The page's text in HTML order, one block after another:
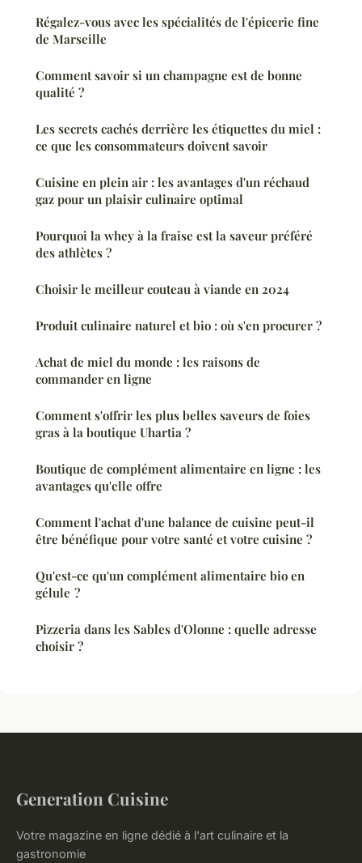
Régalez-vous avec les spécialités de l'épicerie fine
de Marseille
Comment savoir si un champagne est de bonne
qualité ?
Les secrets cachés derrière les étiquettes du miel :
ce que les consommateurs doivent savoir
Cuisine en plein air : les avantages d'un réchaud
gaz pour un plaisir culinaire optimal
Pourquoi la whey à la fraise est la saveur préféré
des athlètes ?
Choisir le meilleur couteau à viande en 2024
Produit culinaire naturel et bio : où s'en procurer ?
Achat de miel du monde : les raisons de
commander en ligne
Comment s'offrir les plus belles saveurs de foies
gras à la boutique Uhartia ?
Boutique de complément alimentaire en ligne : les
avantages qu'elle offre
Comment l'achat d'une balance de cuisine peut-il
être bénéfique pour votre santé et votre cuisine ?
Qu'est-ce qu'un complément alimentaire bio en
gélule ?
Pizzeria dans les Sables d'Olonne : quelle adresse
choisir ?
Generation Cuisine
Votre magazine en ligne dédié à l'art culinaire et la
gastronomie